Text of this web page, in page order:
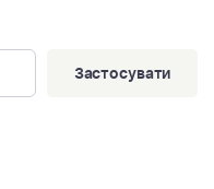
Застосувати